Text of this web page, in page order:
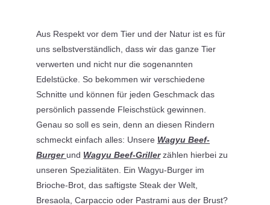
Aus Respekt vor dem Tier und der Natur ist es für
uns selbstverständlich, dass wir das ganze Tier
verwerten und nicht nur die sogenannten
Edelstücke. So bekommen wir verschiedene
Schnitte und können für jeden Geschmack das
persönlich passende Fleischstück gewinnen.
Genau so soll es sein, denn an diesen Rindern
schmeckt einfach alles: Unsere Wagyu Beef-
Burger und Wagyu Beef-Grillerzählen hierbei zu
unseren Spezialitäten. Ein Wagyu-Burger im
Brioche-Brot, das saftigste Steak der Welt,
Bresaola, Carpaccio oder Pastrami aus der Brust?